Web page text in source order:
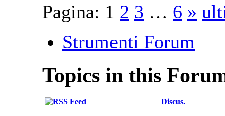
Pagina: 1 2 3 … 6 »
Strumenti Forum
Topics in this
Discus.